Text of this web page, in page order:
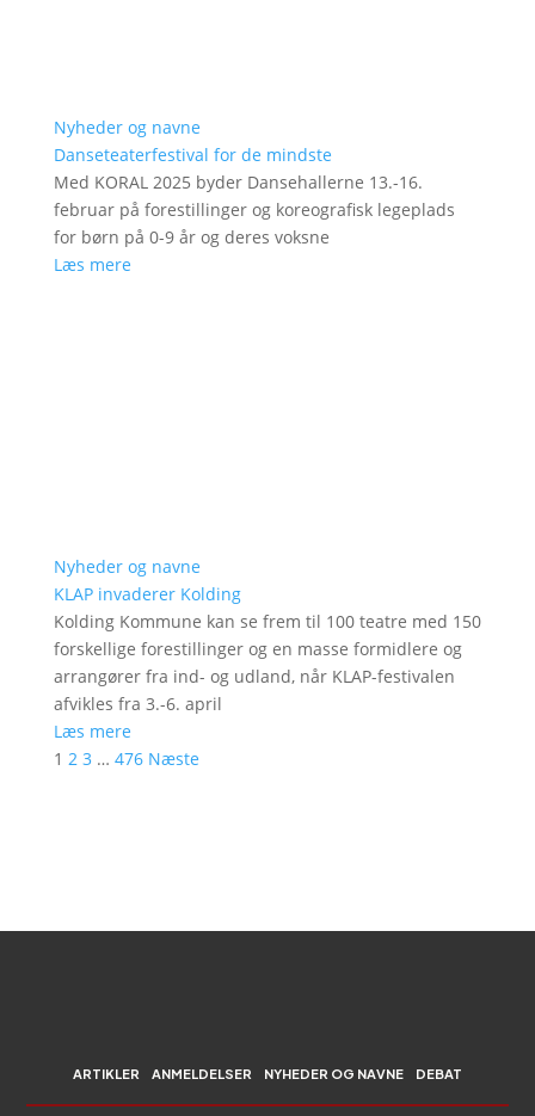
Nyheder og navne
Danseteaterfestival for de mindste
Med KORAL 2025 byder Dansehallerne 13.-16.
februar på forestillinger og koreografisk legeplads
for børn på 0-9 år og deres voksne
Læs mere
Nyheder og navne
KLAP invaderer Kolding
Kolding Kommune kan se frem til 100 teatre med 150
forskellige forestillinger og en masse formidlere og
arrangører fra ind- og udland, når KLAP-festivalen
afvikles fra 3.-6. april
Læs mere
1 2 3 … 476 Næste
ARTIKLER ANMELDELSER NYHEDER OG NAVNE DEBAT